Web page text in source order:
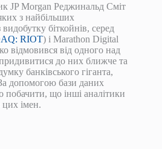
JP Morgan Реджинальд Сміт
з найбільших
біткойнів, серед
RIOT) і Marathon Digital
відмовився від одного над
до них ближче та
банківського гіганта,
допомогою бази даних
що інші аналітики
цих імен.